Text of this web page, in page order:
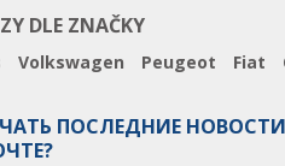
DLE ZNAČKY
Volkswagen Peugeot Fiat
ПОСЛЕДНИЕ